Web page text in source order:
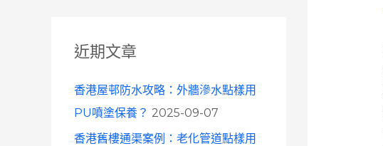
h
近期文章
香港屋邨防水攻略：外牆滲水點樣用
PU噴塗保養？ 2025-09-07
香港舊樓通渠案例：老化管道點樣用